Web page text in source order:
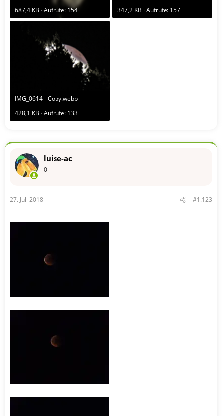
687,4 KB · Aufrufe: 154
347,2 KB · Aufrufe: 157
IMG_0614 - Copy.webp
428,1 KB · Aufrufe: 133
luise-ac
0
27. Juli 2018 #1.123